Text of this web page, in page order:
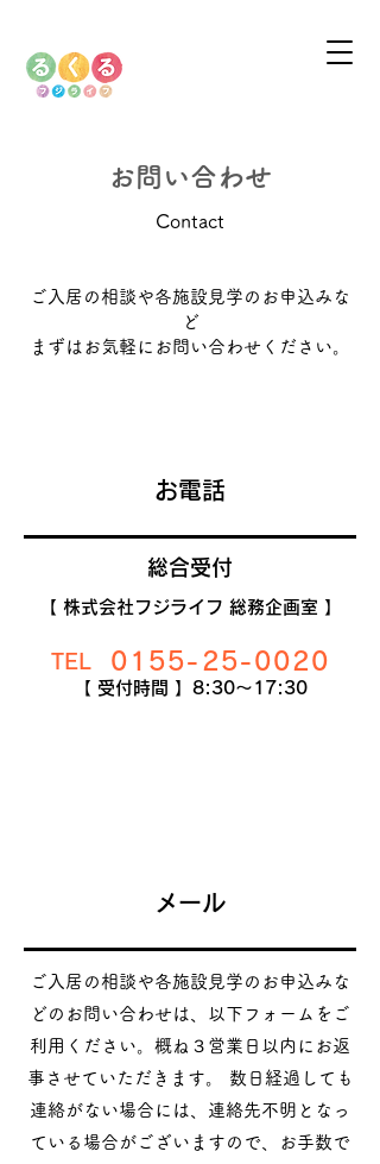
お問い合わせ
Contact
ご入居の相談や各施設見学のお申込みな
ど
まずはお気軽にお問い合わせください。
お電話
総合受付
【 株式会社フジライフ 総務企画室 】
TEL 0155-25-0020
【 受付時間 】8:30〜17:30
メール
ご入居の相談や各施設見学のお申込みな
どのお問い合わせは、以下フォームをご
利用ください。概ね３営業日以内にお返
事させていただきます。 数日経過しても
連絡がない場合には、連絡先不明となっ
ている場合がございますので、お手数で